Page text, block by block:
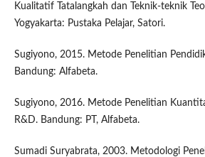
Kualitatif Tatalangkah dan Teknik-teknik
Yogyakarta: Pustaka Pelajar, Satori.
Sugiyono, 2015. Metode Penelitian
Bandung: Alfabeta.
Sugiyono, 2016. Metode Penelitian
R&D. Bandung: PT, Alfabeta.
Sumadi Suryabrata, 2003. Metodologi